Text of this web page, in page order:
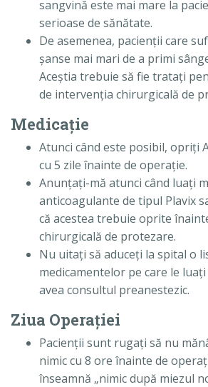
sangvină este mai mare la
serioase de sănătate.
De asemenea, pacienţii care
şanse mai mari de a primi
Aceştia trebuie să fie trataţi
de intervenţia chirurgicală de
Medicaţie
Atunci când este posibil, opriţi
cu 5 zile înainte de operaţie.
Anunţaţi-mă atunci când luaţi
anticoagulante de tipul Plavix
că acestea trebuie oprite
chirurgicală de protezare.
Nu uitaţi să aduceţi la spital o
medicamentelor pe care le
avea consultul preanestezic.
Ziua Operaţiei
Pacienţii sunt rugaţi să nu
nimic cu 8 ore înainte de
înseamnă „nimic după miezul